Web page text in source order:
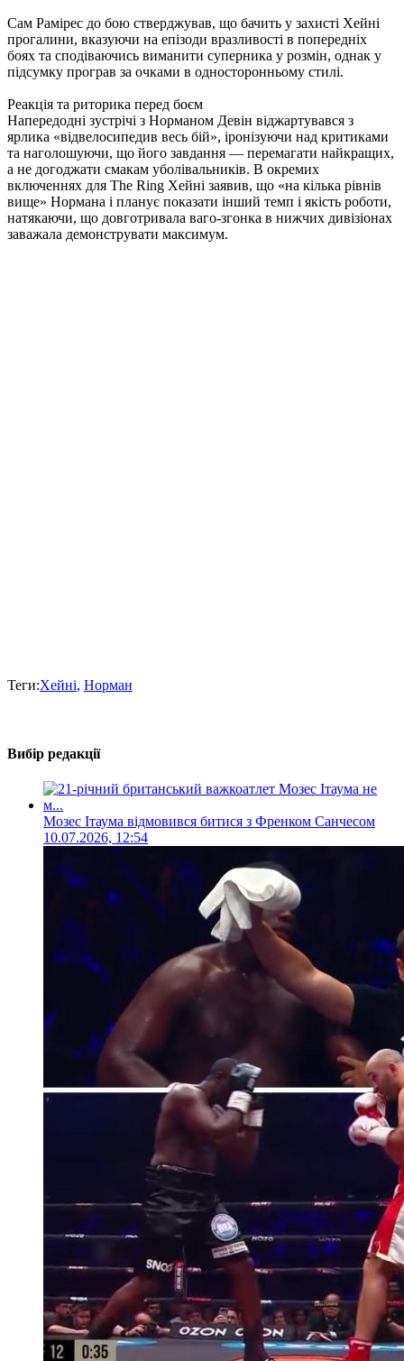
Сам Рамірес до бою стверджував, що бачить у захисті Хейні
прогалини, вказуючи на епізоди вразливості в попередніх
боях та сподіваючись виманити суперника у розмін, однак у
підсумку програв за очками в односторонньому стилі.​
Реакція та риторика перед боєм
Напередодні зустрічі з Норманом Девін віджартувався з
ярлика «відвелосипедив весь бій», іронізуючи над критиками
та наголошуючи, що його завдання — перемагати найкращих,
а не догоджати смакам уболівальників. В окремих
включеннях для The Ring Хейні заявив, що «на кілька рівнів
вище» Нормана і планує показати інший темп і якість роботи,
натякаючи, що довготривала ваго-згонка в нижчих дивізіонах
заважала демонструвати максимум.​
Теги:Хейні, Норман
Вибір редакції
Мозес Ітаума відмовився битися з Френком Санчесом
10.07.2026, 12:54